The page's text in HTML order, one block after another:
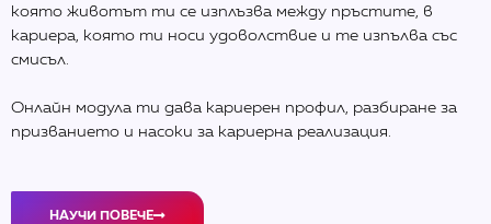
която животът ти се изплъзва между пръстите, в
кариера, която ти носи удоволствие и те изпълва със
смисъл.
Онлайн модула ти дава кариерен профил, разбиране за
призванието и насоки за кариерна реализация.
НАУЧИ ПОВЕЧЕ